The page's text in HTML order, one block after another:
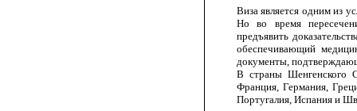
Виза является одним из
Но во время
предъявить
обеспечивающий
документы,
В страны Шенгенского
Франция, Германия,
Португалия, Испания и